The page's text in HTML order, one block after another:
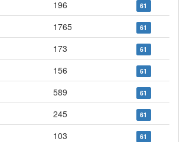
196 61
1765 61
173 61
156 61
589 61
245 61
103 61